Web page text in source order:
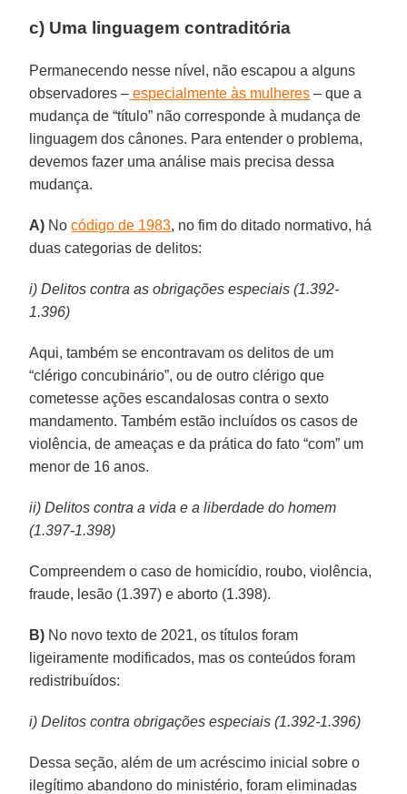
c) Uma linguagem contraditória
Permanecendo nesse nível, não escapou a alguns
observadores – especialmente às mulheres – que a
mudança de “título” não corresponde à mudança de
linguagem dos cânones. Para entender o problema,
devemos fazer uma análise mais precisa dessa
mudança.
A) Nocódigo de 1983, no fim do ditado normativo, há
duas categorias de delitos:
i) Delitos contra as obrigações especiais (1.392-
1.396)
Aqui, também se encontravam os delitos de um
“clérigo concubinário”, ou de outro clérigo que
cometesse ações escandalosas contra o sexto
mandamento. Também estão incluídos os casos de
violência, de ameaças e da prática do fato “com” um
menor de 16 anos.
ii) Delitos contra a vida e a liberdade do homem
(1.397-1.398)
Compreendem o caso de homicídio, roubo, violência,
fraude, lesão (1.397) e aborto (1.398).
B) No novo texto de 2021, os títulos foram
ligeiramente modificados, mas os conteúdos foram
redistribuídos:
i) Delitos contra obrigações especiais (1.392-1.396)
Dessa seção, além de um acréscimo inicial sobre o
ilegítimo abandono do ministério, foram eliminadas